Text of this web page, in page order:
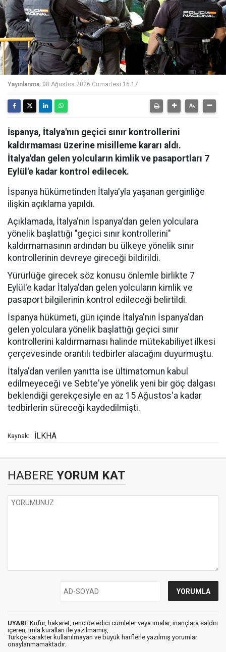
Yayınlanma: 08 Ağustos 2026 Cumartesi 16:17
İspanya, İtalya'nın geçici sınır kontrollerini
kaldırmaması üzerine misilleme kararı aldı.
İtalya'dan gelen yolcuların kimlik ve pasaportları 7
Eylül'e kadar kontrol edilecek.
İspanya hükümetinden İtalya'yla yaşanan gerginliğe
ilişkin açıklama yapıldı.
Açıklamada, İtalya'nın İspanya'dan gelen yolculara
yönelik başlattığı "geçici sınır kontrollerini"
kaldırmamasının ardından bu ülkeye yönelik sınır
kontrollerinin devreye gireceği bildirildi.
Yürürlüğe girecek söz konusu önlemle birlikte 7
Eylül'e kadar İtalya'dan gelen yolcuların kimlik ve
pasaport bilgilerinin kontrol edileceği belirtildi.
İspanya hükümeti, gün içinde İtalya'nın İspanya'dan
gelen yolculara yönelik başlattığı geçici sınır
kontrollerini kaldırmaması halinde mütekabiliyet ilkesi
çerçevesinde orantılı tedbirler alacağını duyurmuştu.
İtalya'dan verilen yanıtta ise ültimatomun kabul
edilmeyeceği ve Sebte'ye yönelik yeni bir göç dalgası
beklendiği gerekçesiyle en az 15 Ağustos'a kadar
tedbirlerin süreceği kaydedilmişti.
Kaynak: İLKHA
HABERE YORUM KAT
UYARI: Küfür, hakaret, rencide edici cümleler veya imalar, inançlara saldırı
içeren, imla kuralları ile yazılmamış,
Türkçe karakter kullanılmayan ve büyük harflerle yazılmış yorumlar
onaylanmamaktadır.